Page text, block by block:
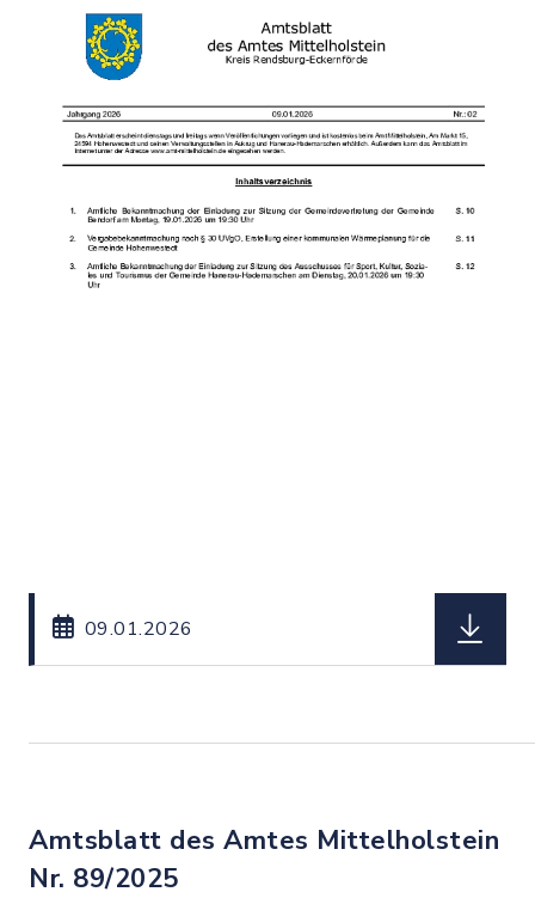
09.01.2026
Amtsblatt des Amtes Mittelholstein
Nr. 89/2025